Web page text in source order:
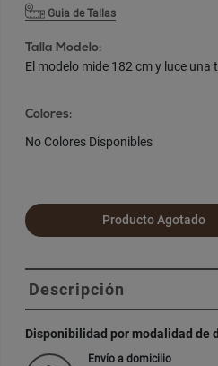
Guia de Tallas
Talla Modelo:
El modelo mide 182 cm y luce una
Colores:
No Colores Disponibles
Producto Agotado
Descripción
Disponibilidad por modalidad de
Envío a domicilio